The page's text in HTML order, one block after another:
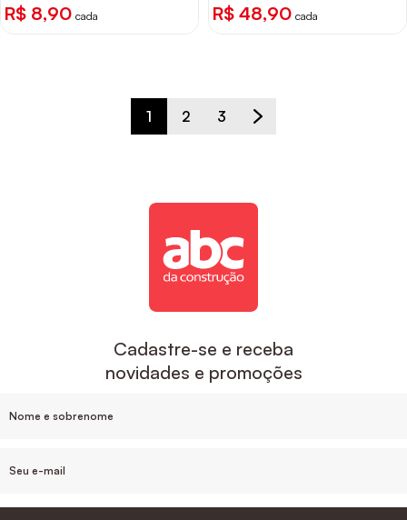
R$ 8,90 cada R$ 48,90 cada
1 2 3
Cadastre-se e receba
novidades e promoções